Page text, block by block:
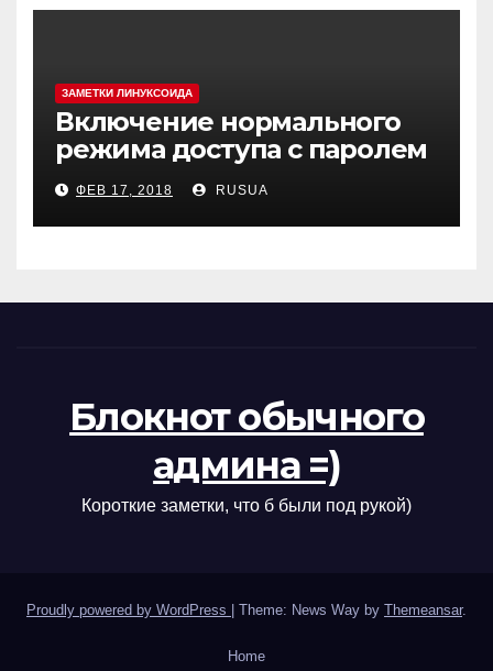
ЗАМЕТКИ ЛИНУКСОИДА
Включение нормального
режима доступа с паролем
в MySQL(MariaDB) в Debian 9
ФЕВ 17, 2018 RUSUA
Блокнот обычного
админа =)
Короткие заметки, что б были под рукой)
Proudly powered by WordPress Theme: News Way by Themeansar.
Home